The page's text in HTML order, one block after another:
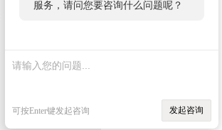
服务，请问您要咨询什么问题呢？
可按Enter键发起咨询 发起咨询